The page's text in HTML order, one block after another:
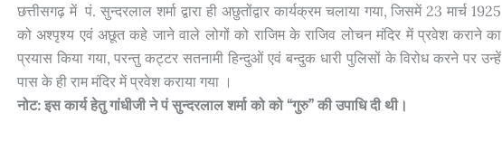
छत्तीसगढ़ में पं. सुन्दरलाल शर्मा द्वारा ही अछुतोंद्वार कार्यक्रम चलाया गया, जिसमें 23 मार्च 1925
को अश्पृश्य एवं अछूत कहे जाने वाले लोगों को राजिम के राजिव लोचन मंदिर में प्रवेश कराने का
प्रयास किया गया, परन्तु कट्टर सतनामी हिन्दुओं एवं बन्दुक धारी पुलिसों के विरोध करने पर उन्हें
पास के ही राम मंदिर में प्रवेश कराया गया ।
नोट: इस कार्य हेतु गांधीजी ने पं सुन्दरलाल शर्मा को को “गुरु” की उपाधि दी थी।